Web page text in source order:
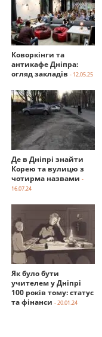
Коворкінги та
антикафе Дніпра:
огляд закладів - 12.05.25
Де в Дніпрі знайти
Корею та вулицю з
чотирма назвами -
16.07.24
Як було бути
учителем у Дніпрі
100 років тому: статус
та фінанси - 20.01.24